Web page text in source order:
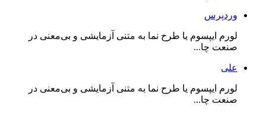
وردپرس
لورم ایپسوم یا طرح‌ نما به متنی آزمایشی و بی‌معنی در
صنعت چا...
علی
لورم ایپسوم یا طرح‌ نما به متنی آزمایشی و بی‌معنی در
صنعت چا...